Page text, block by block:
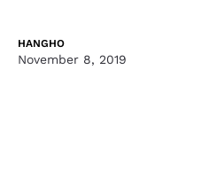
HANGHO
November 8, 2019